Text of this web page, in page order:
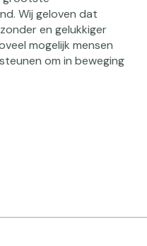
Wij geloven dat
en gelukkiger
mogelijk mensen
om in beweging